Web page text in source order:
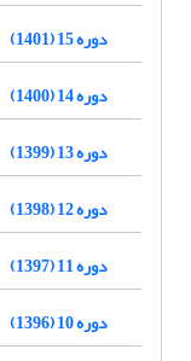
دوره 15 (1401)
دوره 14 (1400)
دوره 13 (1399)
دوره 12 (1398)
دوره 11 (1397)
دوره 10 (1396)